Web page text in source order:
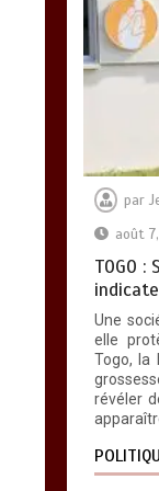
par
août
TOGO
Une
elle
Togo, la
révéler